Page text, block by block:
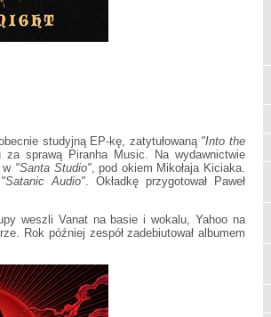
studyjną EP-kę, zatytułowaną"Into the
sprawą Piranha Music. Na wydawnictwie
w"Santa Studio", pod okiem Mikołaja Kiciaka.
"Satanic Audio" . Okładkę przygotował Paweł
weszli Vanat na basie i wokalu, Yahoo na
Rok później zespół zadebiutował albumem